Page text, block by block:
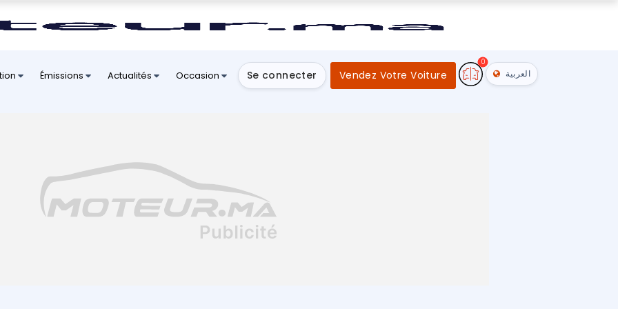
Émissions Actualités Occasion Se connecter Vendez Votre Voiture
0
العربية